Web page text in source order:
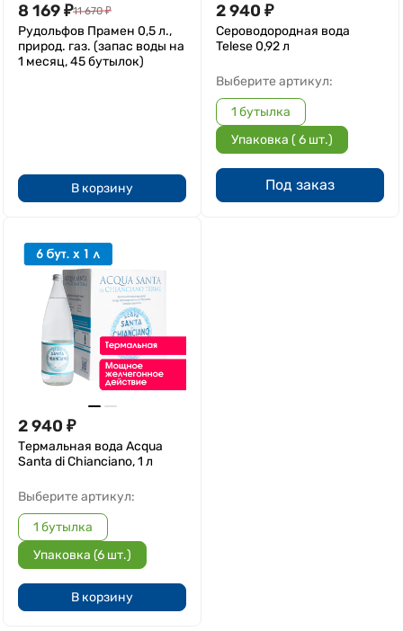
8 169₽11 670 ₽
Рудольфов Прамен 0,5 л.,
природ. газ. (запас воды на
1 месяц, 45 бутылок)
В корзину
2 940 ₽
Сероводородная вода
Telese 0,92 л
Выберите артикул:
1 бутылка
Упаковка ( 6 шт.)
Под заказ
2 940 ₽
Термальная вода Acqua
Santa di Chianciano, 1 л
Выберите артикул:
1 бутылка
Упаковка (6 шт.)
В корзину